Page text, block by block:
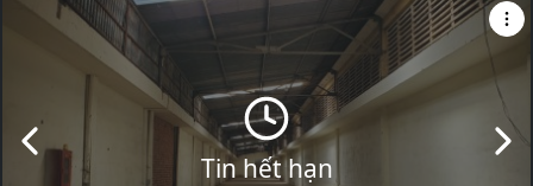
Tin hết hạn
Slide trước